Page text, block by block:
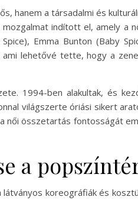
hanem a társadalmi és
indított el, amely
Emma Bunton (Baby
lehetővé tette, hogy a
1994-ben alakultak, és
világszerte óriási sikert
női összetartás fontosságát
a
koreográfiák és